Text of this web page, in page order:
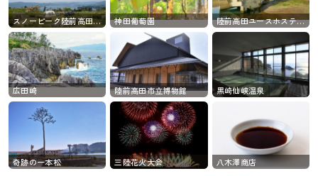
スノーピーク陸前高田キャンプフィールド 神田葡萄園 陸前高田ユースホステル跡
広田崎 陸前高田市立博物館 黒崎仙峡温泉
奇跡の一本松 三陸花火大会 八木澤商店